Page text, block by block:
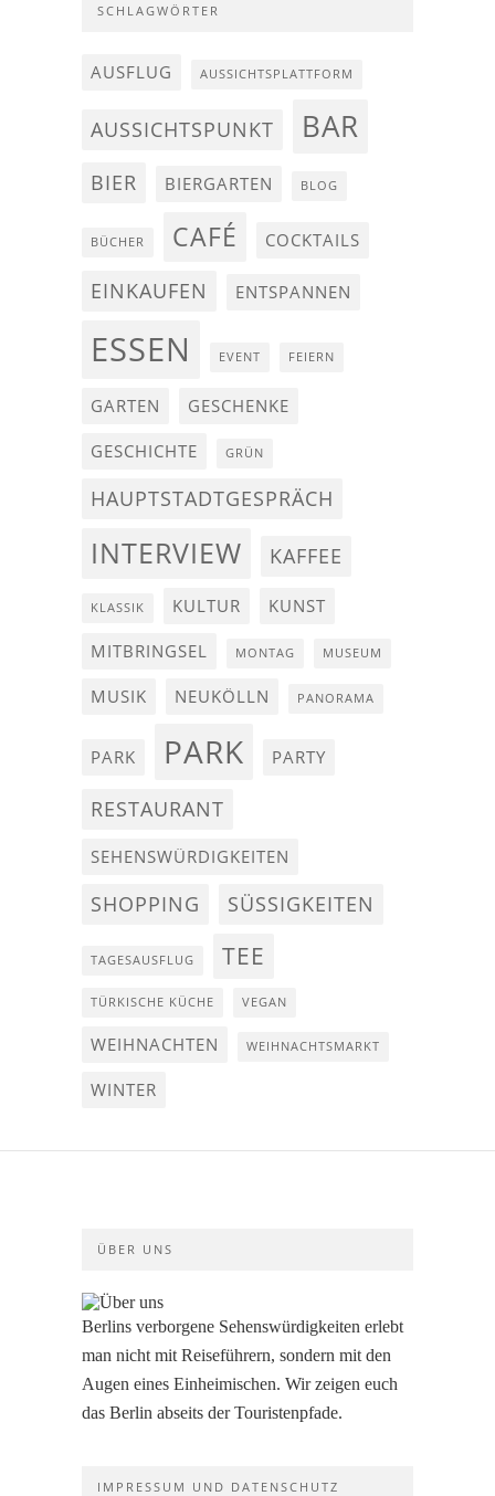
SCHLAGWÖRTER
AUSFLUG AUSSICHTSPLATTFORM
AUSSICHTSPUNKT BAR
BIER BIERGARTEN BLOG
BÜCHER CAFÉ COCKTAILS
EINKAUFEN ENTSPANNEN
ESSEN EVENT FEIERN
GARTEN GESCHENKE
GESCHICHTE GRÜN
HAUPTSTADTGESPRÄCH
INTERVIEW KAFFEE
KLASSIK KULTUR KUNST
MITBRINGSEL MONTAG MUSEUM
MUSIK NEUKÖLLN PANORAMA
PARK PARK PARTY
RESTAURANT
SEHENSWÜRDIGKEITEN
SHOPPING SÜSSIGKEITEN
TAGESAUSFLUG TEE
TÜRKISCHE KÜCHE VEGAN
WEIHNACHTEN WEIHNACHTSMARKT
WINTER
ÜBER UNS
Berlins verborgene Sehenswürdigkeiten erlebt
man nicht mit Reiseführern, sondern mit den
Augen eines Einheimischen. Wir zeigen euch
das Berlin abseits der Touristenpfade.
IMPRESSUM UND DATENSCHUTZ